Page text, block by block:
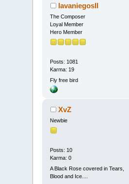
lavaniegosII
The Composer
Loyal Member
Hero Member
Posts: 1081
Karma: 19
Fly free bird
XvZ
Newbie
Posts: 10
Karma: 0
A Black Rose covered in Tears,
Blood and Ice....